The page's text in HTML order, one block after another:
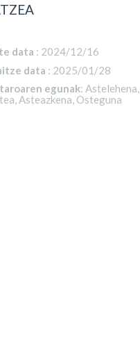
data : 2024/12/16
data : 2025/01/28
egunak: Astelehena,
Asteazkena, Osteguna